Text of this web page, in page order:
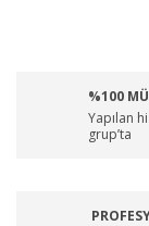
%100
Yapılan
grup’ta